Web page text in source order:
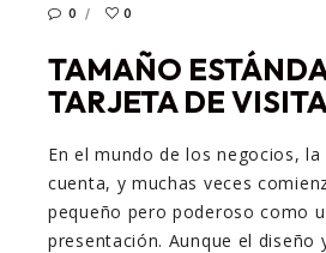
0
0
TAMAÑO
TARJETA DE
En el mundo de los negocios,
cuenta, y muchas veces
pequeño pero poderoso como
presentación. Aunque el diseño